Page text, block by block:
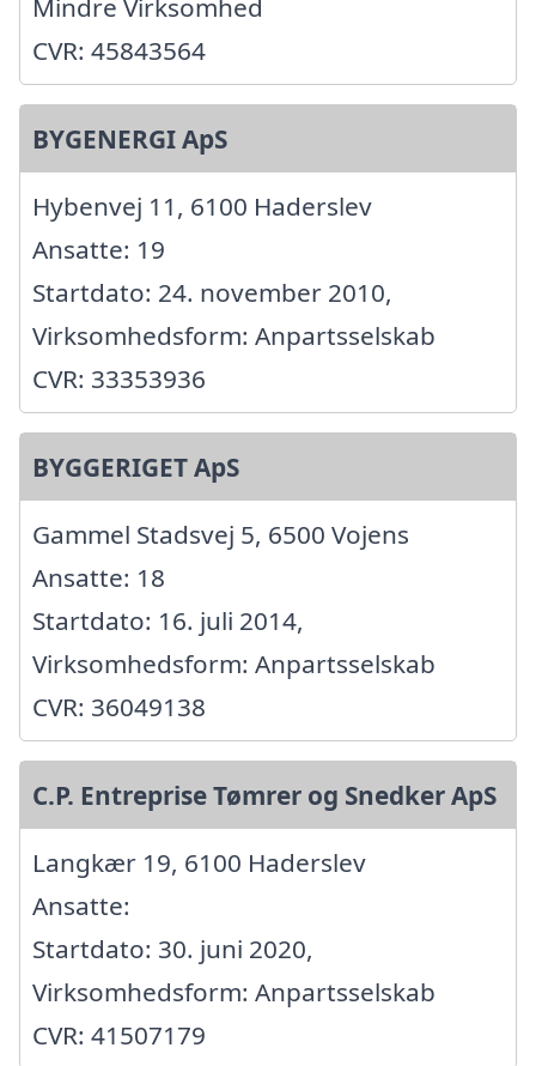
Mindre Virksomhed
CVR: 45843564
BYGENERGI ApS
Hybenvej 11, 6100 Haderslev
Ansatte: 19
Startdato: 24. november 2010,
Virksomhedsform: Anpartsselskab
CVR: 33353936
BYGGERIGET ApS
Gammel Stadsvej 5, 6500 Vojens
Ansatte: 18
Startdato: 16. juli 2014,
Virksomhedsform: Anpartsselskab
CVR: 36049138
C.P. Entreprise Tømrer og Snedker ApS
Langkær 19, 6100 Haderslev
Ansatte:
Startdato: 30. juni 2020,
Virksomhedsform: Anpartsselskab
CVR: 41507179